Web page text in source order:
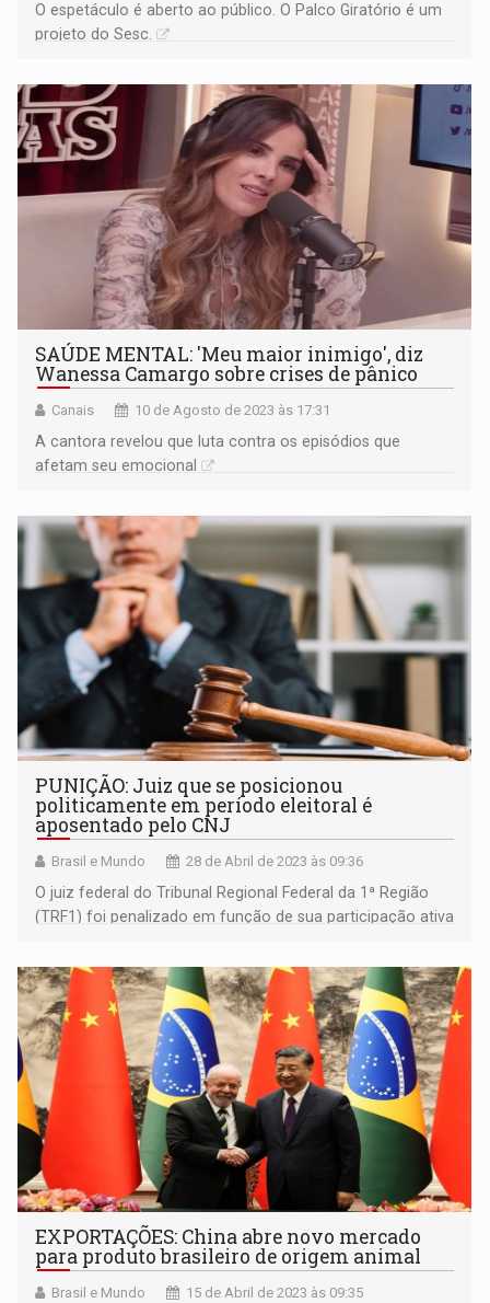
O espetáculo é aberto ao público. O Palco Giratório é um
projeto do Sesc.
SAÚDE MENTAL: 'Meu maior inimigo', diz
Wanessa Camargo sobre crises de pânico
Canais 10 de Agosto de 2023 às 17:31
A cantora revelou que luta contra os episódios que
afetam seu emocional
PUNIÇÃO: Juiz que se posicionou
politicamente em período eleitoral é
aposentado pelo CNJ
Brasil e Mundo 28 de Abril de 2023 às 09:36
O juiz federal do Tribunal Regional Federal da 1ª Região
(TRF1) foi penalizado em função de sua participação ativa
EXPORTAÇÕES: China abre novo mercado
para produto brasileiro de origem animal
Brasil e Mundo 15 de Abril de 2023 às 09:35